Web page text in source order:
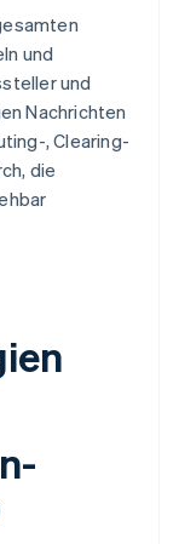
und
und
Nachrichten
, Clearing-
die